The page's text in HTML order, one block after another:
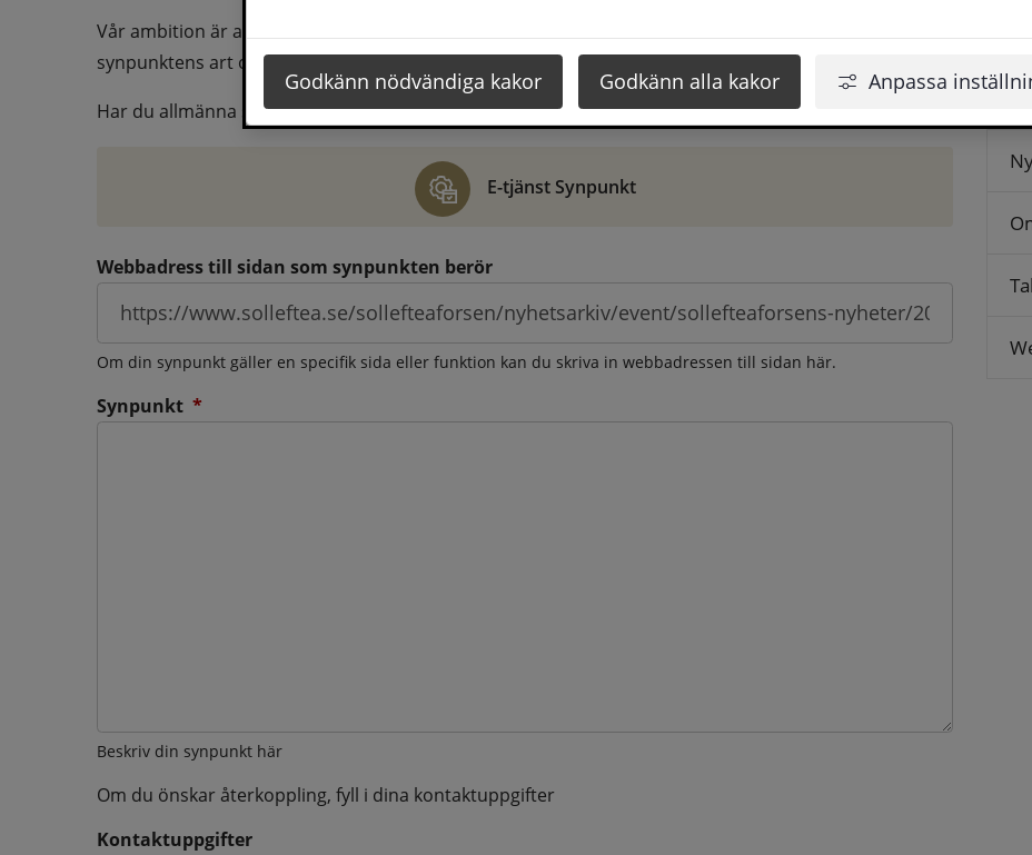
Godkänn nödvändiga kakor Godkänn alla kakor Anpassa
Vår ambition är att besvara synpunkter så snart som möjligt, men svarstiden beror givetvis på
synpunktens art och omfång.
Har du allmänna synpunkter, klagomål eller beröm gör du det via e-tjänsten Synpunkt
E-tjänst Synpunkt
Webbadress till sidan som synpunkten berör
Om din synpunkt gäller en specifik sida eller funktion kan du skriva in webbadressen till sidan här.
Synpunkt *
Beskriv din synpunkt här
Om du önskar återkoppling, fyll i dina kontaktuppgifter
Kontaktuppgifter